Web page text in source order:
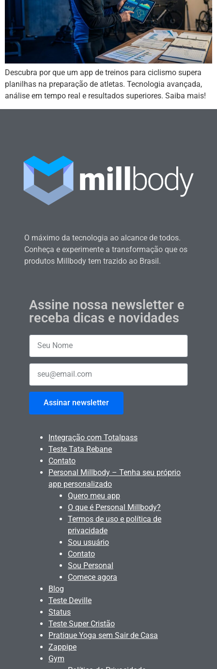
Descubra por que um app de treinos para ciclismo supera
planilhas na preparação de atletas. Tecnologia avançada,
análise em tempo real e resultados superiores. Saiba mais!
O máximo da tecnologia ao alcance de todos.
Conheça e experimente a transformação que os
produtos Millbody tem trazido ao Brasil.
Assine nossa newsletter e
receba dicas e novidades
Assinar newsletter
Integração com Totalpass
Teste Tata Rebane
Contato
Personal Millbody – Tenha seu próprio
app personalizado
Quero meu app
O que é Personal Millbody?
Termos de uso e política de
privacidade
Sou usuário
Contato
Sou Personal
Comece agora
Blog
Teste Deville
Status
Teste Super Cristão
Pratique Yoga sem Sair de Casa
Zappipe
Gym